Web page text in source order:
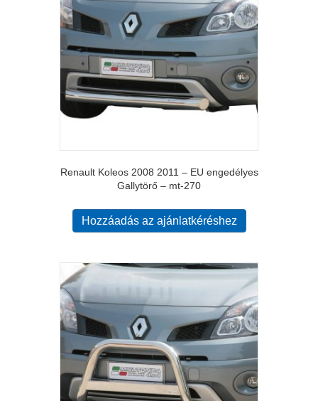
Renault Koleos 2008 2011 – EU engedélyes
Gallytörő – mt-270
Hozzáadás az ajánlatkéréshez